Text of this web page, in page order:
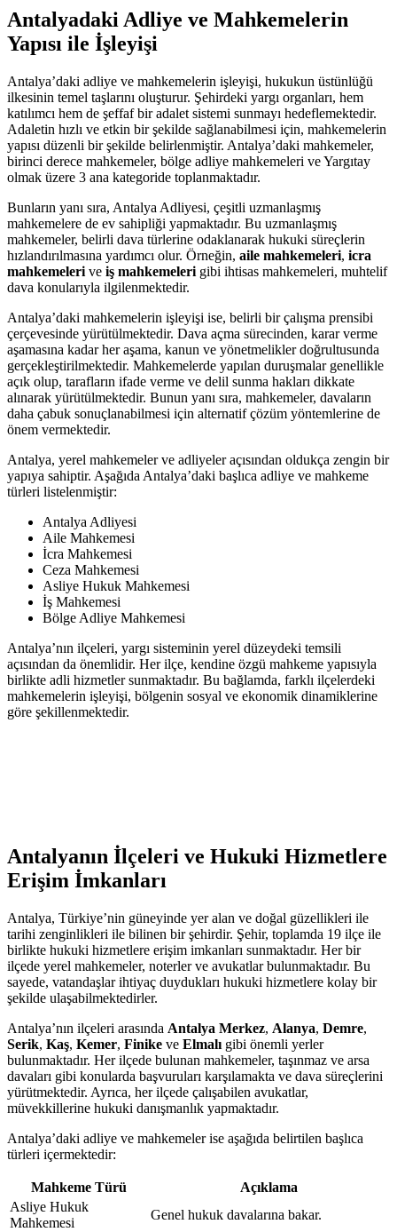
Antalyadaki Adliye ve Mahkemelerin
Yapısı ile İşleyişi
Antalya’daki adliye ve mahkemelerin işleyişi, hukukun üstünlüğü
ilkesinin temel taşlarını oluşturur. Şehirdeki yargı organları, hem
katılımcı hem de şeffaf bir adalet sistemi sunmayı hedeflemektedir.
Adaletin hızlı ve etkin bir şekilde sağlanabilmesi için, mahkemelerin
yapısı düzenli bir şekilde belirlenmiştir. Antalya’daki mahkemeler,
birinci derece mahkemeler, bölge adliye mahkemeleri ve Yargıtay
olmak üzere 3 ana kategoride toplanmaktadır.
Bunların yanı sıra, Antalya Adliyesi, çeşitli uzmanlaşmış
mahkemelere de ev sahipliği yapmaktadır. Bu uzmanlaşmış
mahkemeler, belirli dava türlerine odaklanarak hukuki süreçlerin
hızlandırılmasına yardımcı olur. Örneğin, aile mahkemeleri, icra
mahkemeleri ve iş mahkemeleri gibi ihtisas mahkemeleri, muhtelif
dava konularıyla ilgilenmektedir.
Antalya’daki mahkemelerin işleyişi ise, belirli bir çalışma prensibi
çerçevesinde yürütülmektedir. Dava açma sürecinden, karar verme
aşamasına kadar her aşama, kanun ve yönetmelikler doğrultusunda
gerçekleştirilmektedir. Mahkemelerde yapılan duruşmalar genellikle
açık olup, tarafların ifade verme ve delil sunma hakları dikkate
alınarak yürütülmektedir. Bunun yanı sıra, mahkemeler, davaların
daha çabuk sonuçlanabilmesi için alternatif çözüm yöntemlerine de
önem vermektedir.
Antalya, yerel mahkemeler ve adliyeler açısından oldukça zengin bir
yapıya sahiptir. Aşağıda Antalya’daki başlıca adliye ve mahkeme
türleri listelenmiştir:
Antalya Adliyesi
Aile Mahkemesi
İcra Mahkemesi
Ceza Mahkemesi
Asliye Hukuk Mahkemesi
İş Mahkemesi
Bölge Adliye Mahkemesi
Antalya’nın ilçeleri, yargı sisteminin yerel düzeydeki temsili
açısından da önemlidir. Her ilçe, kendine özgü mahkeme yapısıyla
birlikte adli hizmetler sunmaktadır. Bu bağlamda, farklı ilçelerdeki
mahkemelerin işleyişi, bölgenin sosyal ve ekonomik dinamiklerine
göre şekillenmektedir.
Antalyanın İlçeleri ve Hukuki Hizmetlere
Erişim İmkanları
Antalya, Türkiye’nin güneyinde yer alan ve doğal güzellikleri ile
tarihi zenginlikleri ile bilinen bir şehirdir. Şehir, toplamda 19 ilçe ile
birlikte hukuki hizmetlere erişim imkanları sunmaktadır. Her bir
ilçede yerel mahkemeler, noterler ve avukatlar bulunmaktadır. Bu
sayede, vatandaşlar ihtiyaç duydukları hukuki hizmetlere kolay bir
şekilde ulaşabilmektedirler.
Antalya’nın ilçeleri arasında Antalya Merkez, Alanya, Demre,
Serik, Kaş, Kemer, Finike ve Elmalı gibi önemli yerler
bulunmaktadır. Her ilçede bulunan mahkemeler, taşınmaz ve arsa
davaları gibi konularda başvuruları karşılamakta ve dava süreçlerini
yürütmektedir. Ayrıca, her ilçede çalışabilen avukatlar,
müvekkillerine hukuki danışmanlık yapmaktadır.
Antalya’daki adliye ve mahkemeler ise aşağıda belirtilen başlıca
türleri içermektedir:
Mahkeme Türü
Açıklama
Asliye Hukuk
Mahkemesi
Genel hukuk davalarına bakar.